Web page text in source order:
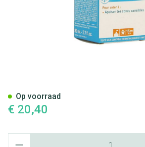
€ 20,40
Op voorraad